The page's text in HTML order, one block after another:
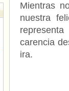
Mientras
nuestra
carencia
ira.